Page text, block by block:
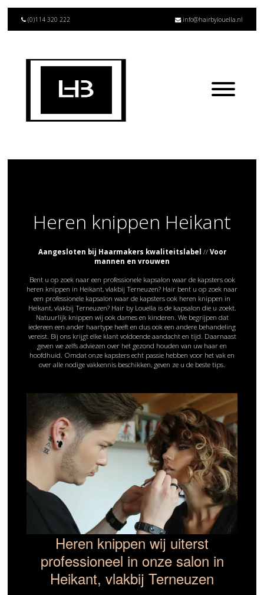
(0)114 320 222 info@hairbylouella.nl
Heren knippen Heikant
Aangesloten bij Haarmakers kwaliteitslabel // Voor
mannen en vrouwen
Bent u op zoek naar een professionele kapsalon waar de kapsters ook
heren knippen in Heikant, vlakbij Terneuzen? Hair bent u op zoek naar
een professionele kapsalon waar de kapsters ook heren knippen in
Heikant, vlakbij Terneuzen? Hair by Louella is de kapsalon die u zoekt.
Natuurlijk knippen wij ook dames en kinderen. We begrijpen dat
iedereen een ander haartype heeft en dus ook een andere behandeling
vereist. Bij ons krijgt elke klant voldoende aandacht en tijd. Daarnaast
geven we zelfs adviezen over het gezond houden van uw haar en
hoofdhuid. Omdat onze kapsters echt passie hebben voor het vak en
over alle nodige vakkennis beschikken, geven ze u de beste tips.
Heren knippen wij uiterst
professioneel in onze salon in
Heikant, vlakbij Terneuzen